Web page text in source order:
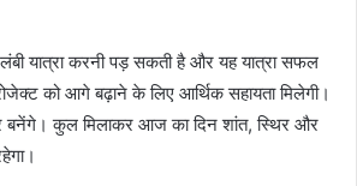
यात्रा करनी पड़ सकती है और यह यात्रा सफल
को आगे बढ़ाने के लिए आर्थिक सहायता मिलेगी।
बनेंगे। कुल मिलाकर आज का दिन शांत, स्थिर और